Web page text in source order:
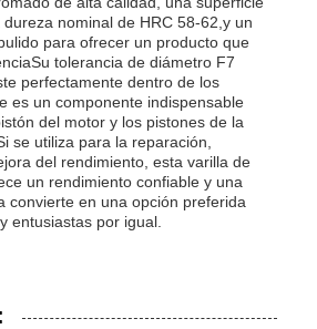
nominal de HRC 58-62,y un
para ofrecer un producto que
tolerancia de diámetro F7
perfectamente dentro de los
es un componente indispensable
del motor y los pistones de la
se utiliza para la reparación,
del rendimiento, esta varilla de
un rendimiento confiable y una
convierte en una opción preferida
entusiastas por igual.